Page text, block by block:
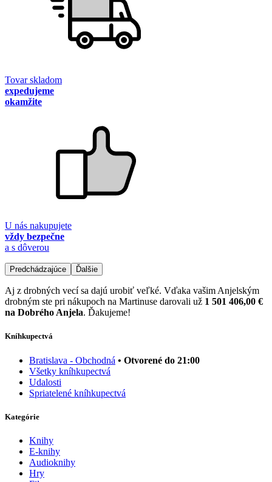
Tovar skladom
expedujeme
okamžite
U nás nakupujete
vždy bezpečne
a s dôverou
Predchádzajúce Ďalšie
Aj z drobných vecí sa dajú urobiť veľké. Vďaka vašim Anjelským
drobným ste pri nákupoch na Martinuse darovali už 1 501 406,00 €
na Dobrého Anjela. Ďakujeme!
Kníhkupectvá
Bratislava - Obchodná • Otvorené do 21:00
Všetky kníhkupectvá
Udalosti
Spriatelené kníhkupectvá
Kategórie
Knihy
E-knihy
Audioknihy
Hry